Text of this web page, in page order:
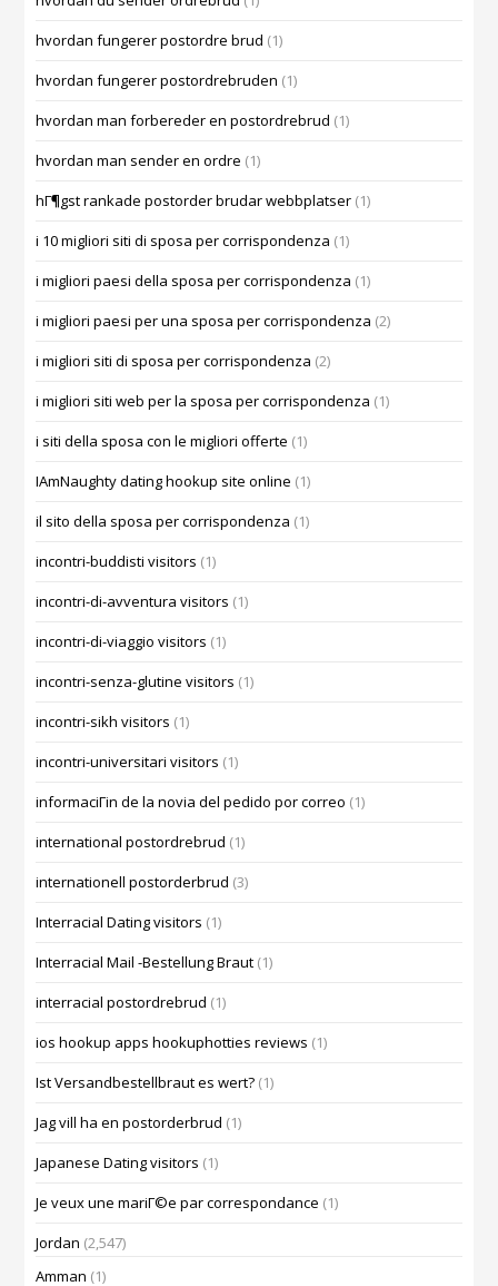
hvordan fungerer postordre brud (1)
hvordan fungerer postordrebruden (1)
hvordan man forbereder en postordrebrud (1)
hvordan man sender en ordre (1)
hГ¶gst rankade postorder brudar webbplatser (1)
i 10 migliori siti di sposa per corrispondenza (1)
i migliori paesi della sposa per corrispondenza (1)
i migliori paesi per una sposa per corrispondenza (2)
i migliori siti di sposa per corrispondenza (2)
i migliori siti web per la sposa per corrispondenza (1)
i siti della sposa con le migliori offerte (1)
IAmNaughty dating hookup site online (1)
il sito della sposa per corrispondenza (1)
incontri-buddisti visitors (1)
incontri-di-avventura visitors (1)
incontri-di-viaggio visitors (1)
incontri-senza-glutine visitors (1)
incontri-sikh visitors (1)
incontri-universitari visitors (1)
informaciГіn de la novia del pedido por correo (1)
international postordrebrud (1)
internationell postorderbrud (3)
Interracial Dating visitors (1)
Interracial Mail -Bestellung Braut (1)
interracial postordrebrud (1)
ios hookup apps hookuphotties reviews (1)
Ist Versandbestellbraut es wert? (1)
Jag vill ha en postorderbrud (1)
Japanese Dating visitors (1)
Je veux une mariГ©e par correspondance (1)
Jordan (2,547)
Amman (1)